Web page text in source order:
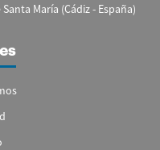
María (Cádiz - España)